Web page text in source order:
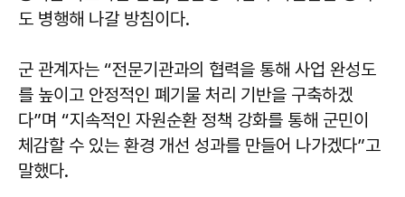
도 병행해 나갈 방침이다.
군 관계자는 “전문기관과의 협력을 통해 사업 완성도
를 높이고 안정적인 폐기물 처리 기반을 구축하겠
다”며 “지속적인 자원순환 정책 강화를 통해 군민이
체감할 수 있는 환경 개선 성과를 만들어 나가겠다”고
말했다.